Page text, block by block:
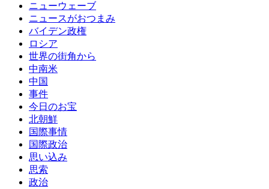
ニューウェーブ
ニュースがおつまみ
バイデン政権
ロシア
世界の街角から
中南米
中国
事件
今日のお宝
北朝鮮
国際事情
国際政治
思い込み
思索
政治